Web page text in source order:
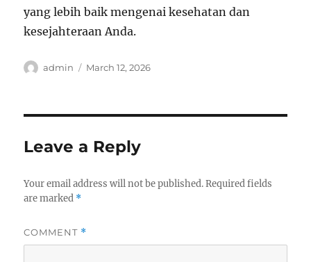
yang lebih baik mengenai kesehatan dan
kesejahteraan Anda.
Author
admin
Posted
March 12, 2026
Leave a Reply
Your email address will not be published. Required fields
are marked *
COMMENT *